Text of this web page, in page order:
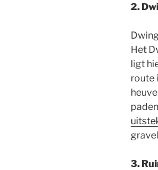
2.
Het
ligt
route
3.